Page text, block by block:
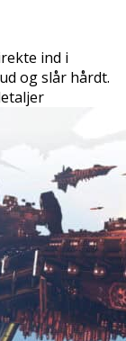
ind i
og slår hårdt.